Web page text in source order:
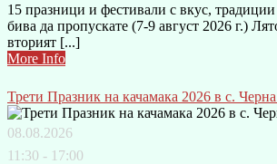
15 празници и фестивали с вкус,
бива да пропускате (7-9 август 2026 г.)
вторият [...]
More Info
Трети Празник на качамака 2026 в с. Черна
08.08.2026
11:30 - 17:00